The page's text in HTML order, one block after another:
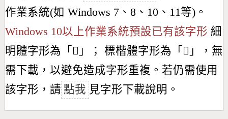
作業系統(如 Windows 7、8、10、11等)。
Windows 10以上作業系統預設已有該字形 細
明體字形為「 𪴑 」； 標楷體字形為「 𪴑 」，無
需下載，以避免造成字形重複。若仍需使用
該字形，請 點我 見字形下載說明。